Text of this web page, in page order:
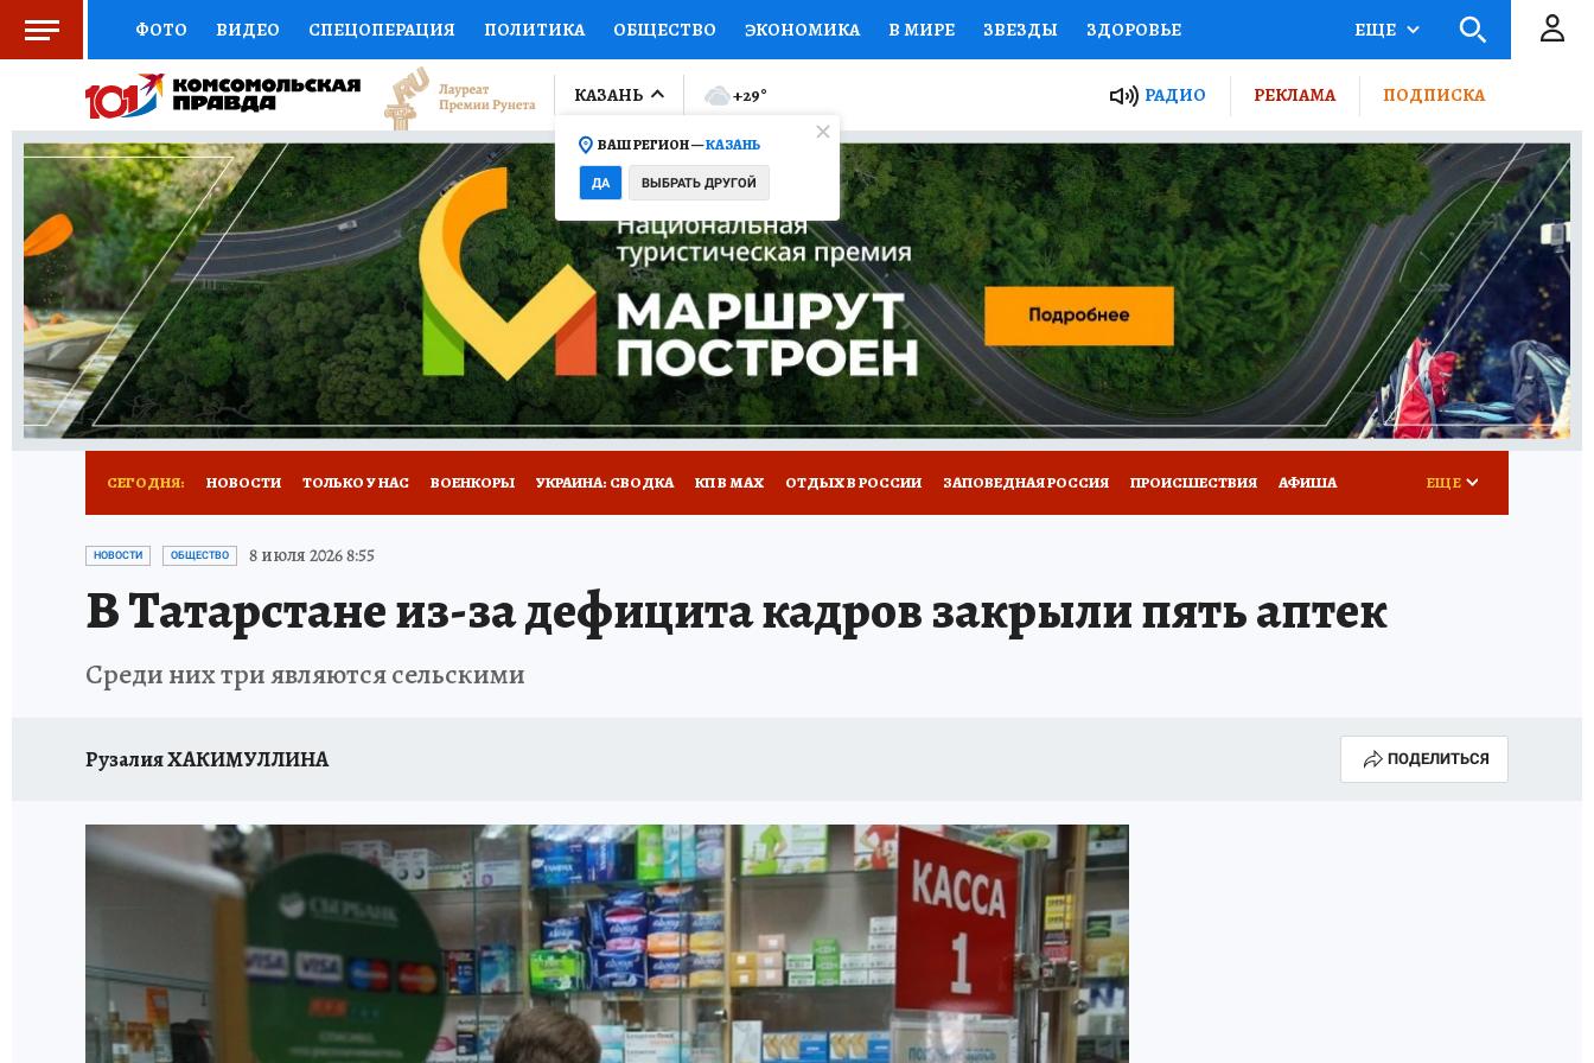
ФОТО ВИДЕО СПЕЦОПЕРАЦИЯ ПОЛИТИКА ОБЩЕСТВО ЭКОНОМИКА В МИРЕ ЗВЕЗДЫ ЗДОРОВЬЕ
СОЦПОДДЕРЖКА НАУКА СПОРТ КОЛУМНИСТЫ ПРОИСШЕСТВИЯ НАЦИОНАЛЬНЫЕ ПРОЕКТЫ РОССИИ
ВЫБОР ЭКСПЕРТОВ ДОКТОР ФИНАНСЫ ОТКРЫВАЕМ МИР Я ЗНАЮ СЕМЬЯ ЖЕНСКИЕ СЕКРЕТЫ ПУТЕВОДИТЕЛЬ
КНИЖНАЯ ПОЛКА ПРОГНОЗЫ НА СПОРТ ПРОМОКОДЫ СЕРИАЛЫ СПЕЦПРОЕКТЫ ДЕФИЦИТ ЖЕЛЕЗА ТУРИЗМ
ПРЕСС-ЦЕНТР НЕДВИЖИМОСТЬ ТЕЛЕВИЗОР КОЛЛЕКЦИИ КОНКУРСЫ РАБОТА У НАС ГИД ПОТРЕБИТЕЛЯ ВСЕ О КП
РАДИО КП РЕКЛАМА ТЕСТЫ НОВОЕ НА САЙТЕ
ЕЩЕ
КАЗАНЬ
ВАШ РЕГИОН —КАЗАНЬ
ДА ВЫБРАТЬ ДРУГОЙ
+29° РАДИО РЕКЛАМА ПОДПИСКА
СЕГОДНЯ: НОВОСТИ ТОЛЬКО У НАС ВОЕНКОРЫ УКРАИНА: СВОДКА КП В МАХ ОТДЫХ В РОССИИ ЗАПОВЕДНАЯ РОССИЯ ПРОИСШЕСТВИЯ АФИША
ТЕРРИТОРИЯ ДОБРА
ЕЩЕ
НОВОСТИ ОБЩЕСТВО 8 июля 2026 8:55
В Татарстане из-за дефицита кадров закрыли пять аптек
Среди них три являются сельскими
Рузалия ХАКИМУЛЛИНА ПОДЕЛИТЬСЯ